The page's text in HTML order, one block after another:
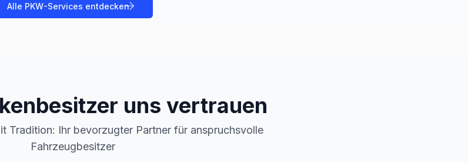
Alle PKW-Services entdecken
uns vertrauen
Tradition: Ihr bevorzugter Partner für anspruchsvolle
Fahrzeugbesitzer